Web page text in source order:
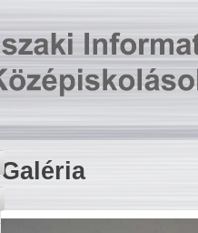
Galéria